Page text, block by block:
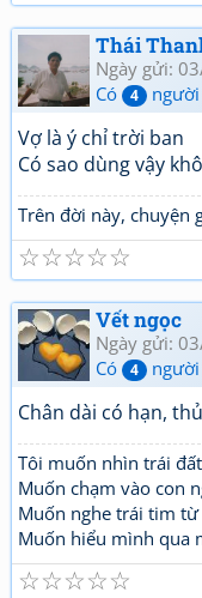
Thái
Ngày gửi:
Có
4
Vợ là ý chỉ trời ban
Có sao dùng vậy
Trên đời này, chuyện
☆
☆
☆
☆
☆
Vết ngọc
Ngày gửi:
Có
4
Chân dài có hạn,
Tôi muốn nhìn trái
Muốn chạm vào con
Muốn nghe trái tim
Muốn hiểu mình qua
☆
☆
☆
☆
☆